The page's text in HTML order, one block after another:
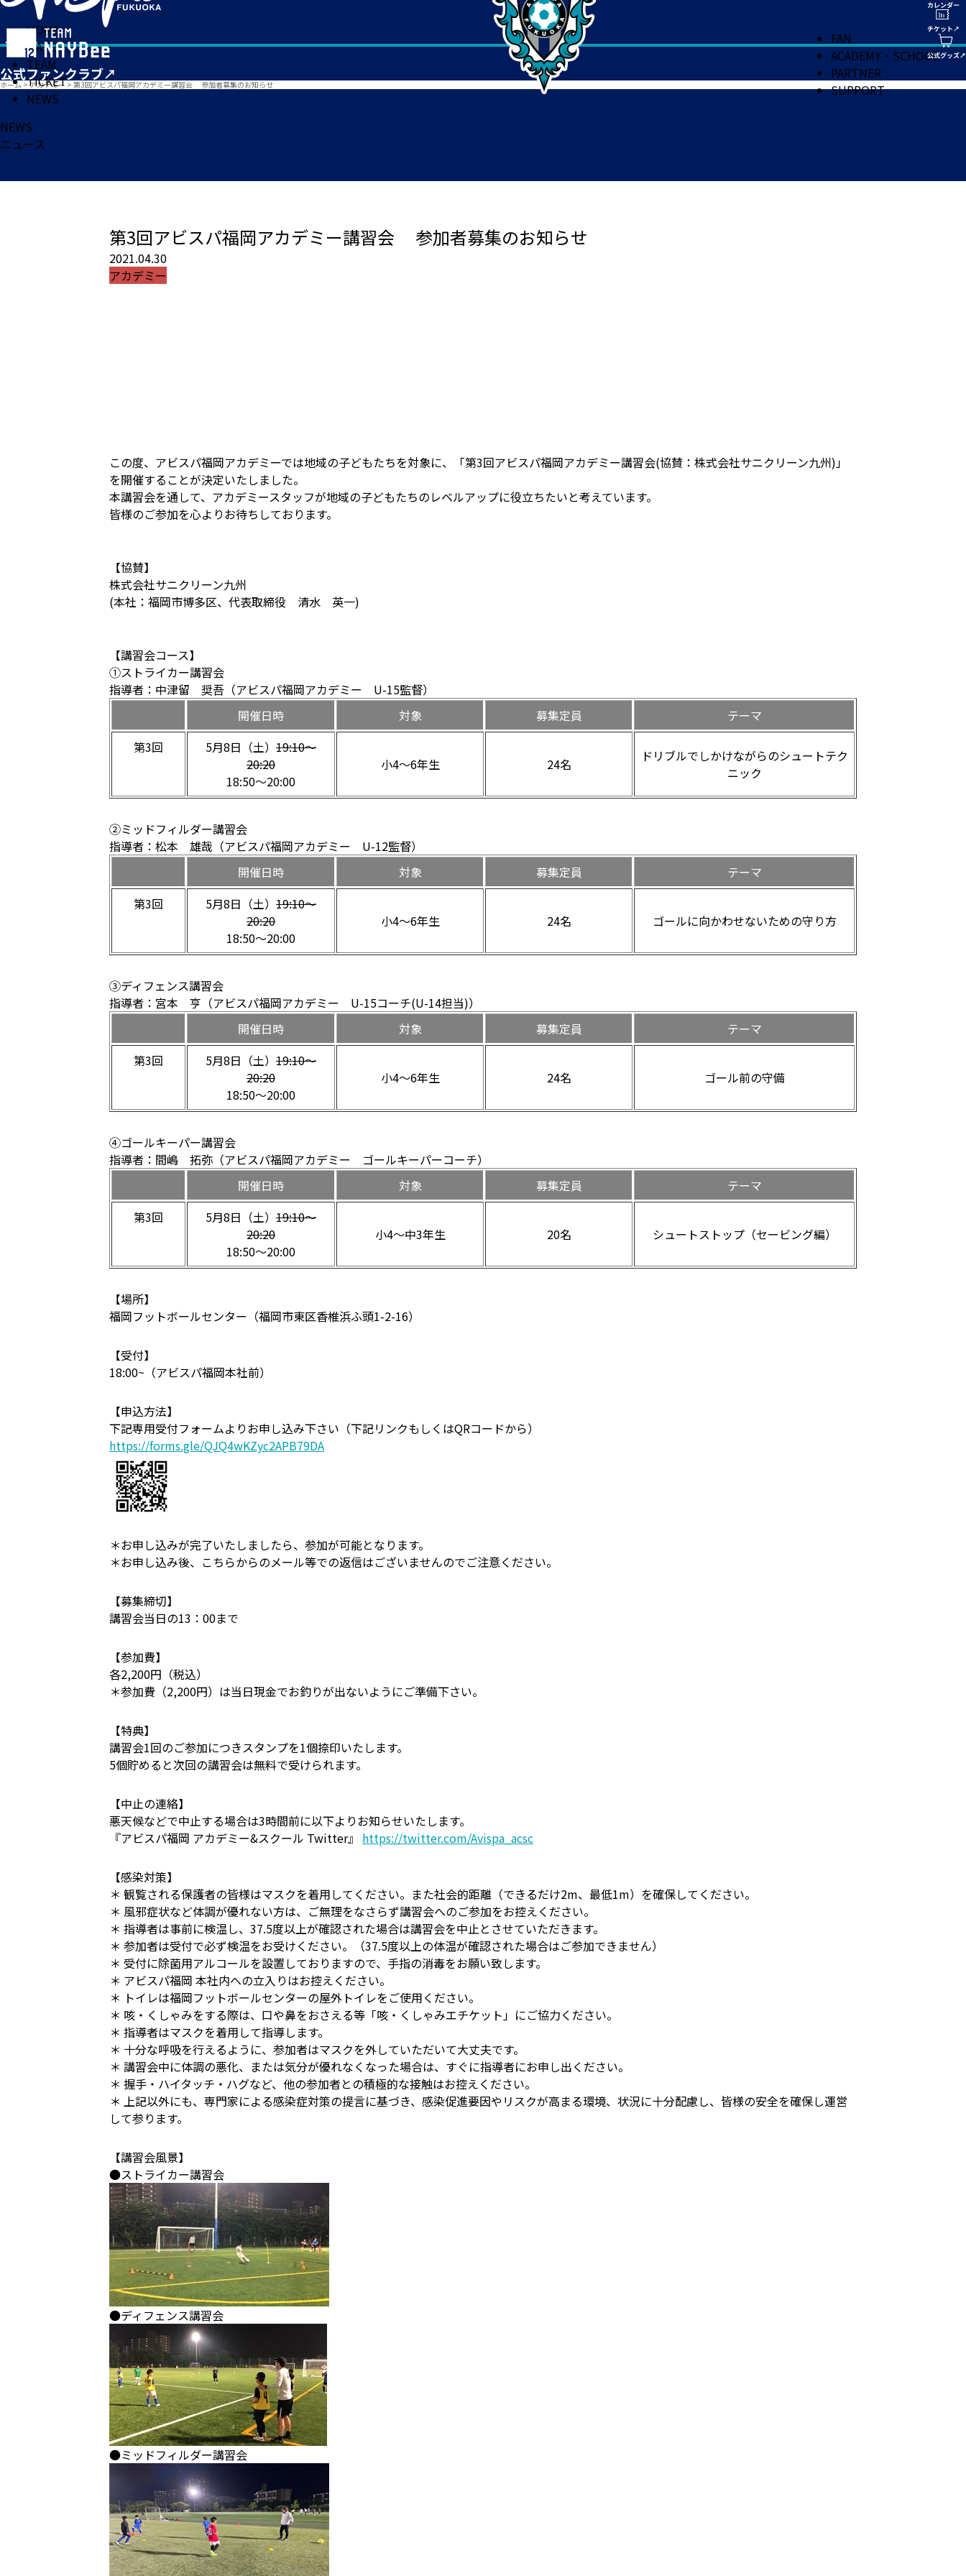
HOME
MATCH
TEAM
TICKET
NEWS
FAN
ACADEMY・SCHOOL
PARTNER
SUPPORT
ホーム > アカデミー > 第3回アビスパ福岡アカデミー講習会 参加者募集のお知らせ
NEWS
ニュース
第3回アビスパ福岡アカデミー講習会 参加者募集のお知らせ
2021.04.30
アカデミー
この度、アビスパ福岡アカデミーでは地域の子どもたちを対象に、「第3回アビスパ福岡アカデミー講習会(協賛：株式会社サニクリーン九州)」
を開催することが決定いたしました。
本講習会を通して、アカデミースタッフが地域の子どもたちのレベルアップに役立ちたいと考えています。
皆様のご参加を心よりお待ちしております。
【協賛】
株式会社サニクリーン九州
(本社：福岡市博多区、代表取締役 清水 英一)
【講習会コース】
①ストライカー講習会
指導者：中津留 奨吾（アビスパ福岡アカデミー U-15監督）
開催日時
対象 募集定員
テーマ
第3回
5月8日（土） 19:10〜
20:20
18:50〜20:00
小4～6年生 24名
ドリブルでしかけながらのシュートテク
ニック
②ミッドフィルダー講習会
指導者：松本 雄哉（アビスパ福岡アカデミー U-12監督）
開催日時
対象 募集定員
テーマ
第3回
5月8日（土） 19:10〜
20:20
18:50〜20:00
小4～6年生 24名 ゴールに向かわせないための守り方
③ディフェンス講習会
指導者：宮本 亨（アビスパ福岡アカデミー U-15コーチ(U-14担当)）
開催日時
対象 募集定員
テーマ
第3回
5月8日（土） 19:10〜
20:20
18:50〜20:00
小4～6年生 24名 ゴール前の守備
④ゴールキーパー講習会
指導者：間嶋 拓弥（アビスパ福岡アカデミー ゴールキーパーコーチ）
開催日時
対象 募集定員
テーマ
第3回
5月8日（土） 19:10〜
20:20
18:50〜20:00
小4～中3年生 20名 シュートストップ（セービング編）
【場所】
福岡フットボールセンター（福岡市東区香椎浜ふ頭1-2-16）
【受付】
18:00~（アビスパ福岡本社前）
【申込方法】
下記専用受付フォームよりお申し込み下さい（下記リンクもしくはQRコードから）
https://forms.gle/QJQ4wKZyc2APB79DA
＊お申し込みが完了いたしましたら、参加が可能となります。
＊お申し込み後、こちらからのメール等での返信はございませんのでご注意ください。
【募集締切】
講習会当日の13：00まで
【参加費】
各2,200円（税込）
＊参加費（2,200円）は当日現金でお釣りが出ないようにご準備下さい。
【特典】
講習会1回のご参加につきスタンプを1個捺印いたします。
5個貯めると次回の講習会は無料で受けられます。
【中止の連絡】
悪天候などで中止する場合は3時間前に以下よりお知らせいたします。
『アビスパ福岡 アカデミー&スクール Twitter』 https://twitter.com/Avispa_acsc
【感染対策】
＊ 観覧される保護者の皆様はマスクを着用してください。また社会的距離（できるだけ2m、最低1m）を確保してください。
＊ 風邪症状など体調が優れない方は、ご無理をなさらず講習会へのご参加をお控えください。
＊ 指導者は事前に検温し、37.5度以上が確認された場合は講習会を中止とさせていただきます。
＊ 参加者は受付で必ず検温をお受けください。（37.5度以上の体温が確認された場合はご参加できません）
＊ 受付に除菌用アルコールを設置しておりますので、手指の消毒をお願い致します。
＊ アビスパ福岡 本社内への立入りはお控えください。
＊ トイレは福岡フットボールセンターの屋外トイレをご使用ください。
＊ 咳・くしゃみをする際は、口や鼻をおさえる等「咳・くしゃみエチケット」にご協力ください。
＊ 指導者はマスクを着用して指導します。
＊ 十分な呼吸を行えるように、参加者はマスクを外していただいて大丈夫です。
＊ 講習会中に体調の悪化、または気分が優れなくなった場合は、すぐに指導者にお申し出ください。
＊ 握手・ハイタッチ・ハグなど、他の参加者との積極的な接触はお控えください。
＊ 上記以外にも、専門家による感染症対策の提言に基づき、感染促進要因やリスクが高まる環境、状況に十分配慮し、皆様の安全を確保し運営
して参ります。
【講習会風景】
●ストライカー講習会
●ディフェンス講習会
●ミッドフィルダー講習会